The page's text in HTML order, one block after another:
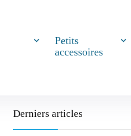
Petits
accessoires
Derniers articles